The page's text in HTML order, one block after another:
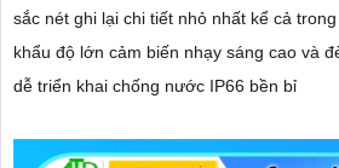
sắc nét ghi lại chi tiết nhỏ nhất kể cả
khẩu độ lớn cảm biến nhạy sáng cao và đèn bổ trợ.
dễ triển khai chống nước IP66 bền bỉ